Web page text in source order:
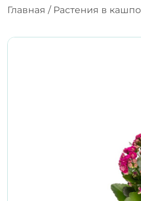
Главная / Растения в кашпо